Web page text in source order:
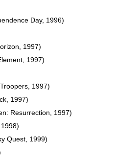
Day, 1996)
1997)
1997)
1997)
1997)
Resurrection, 1997)
Quest, 1999)